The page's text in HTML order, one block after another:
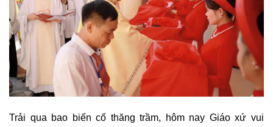
Trải qua bao biến cố thăng trầm, hôm nay Giáo xứ vui